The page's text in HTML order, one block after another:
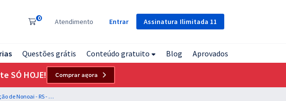
Assinatura Ilimitada 11
0 Atendimento Entrar
Questões grátis Conteúdo gratuito Blog Aprovados
SÓ HOJE! Comprar agora
SME - Secretaria Municipal de Educação de Nonoai - RS - Monitor de Escola